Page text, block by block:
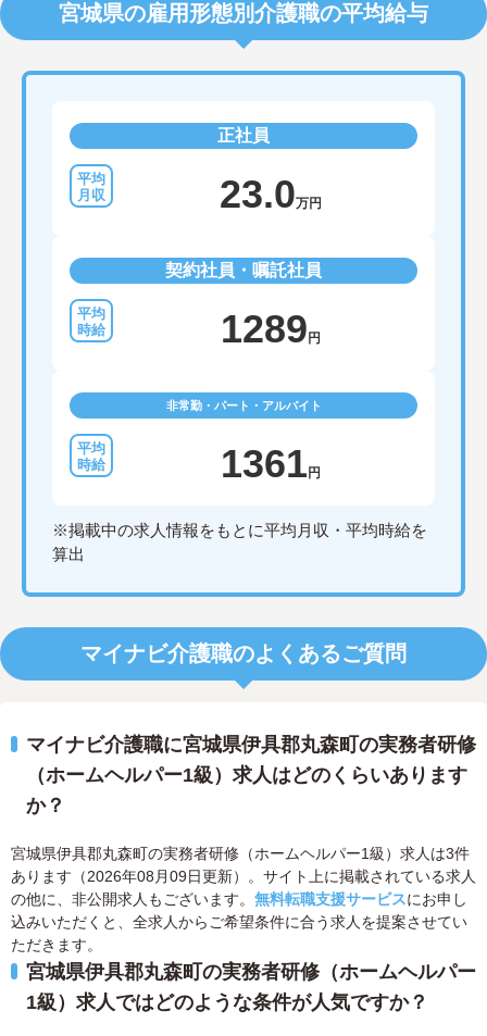
宮城県の雇用形態別介護職の平均給与
正社員
23.0万円
契約社員・嘱託社員
1289 円
非常勤・パート・アルバイト
1361 円
※掲載中の求人情報をもとに平均月収・平均時給を
算出
マイナビ介護職のよくあるご質問
マイナビ介護職に宮城県伊具郡丸森町の実務者研修
（ホームヘルパー1級）求人はどのくらいあります
か？
宮城県伊具郡丸森町の実務者研修（ホームヘルパー1級）求人は3件
あります（2026年08月09日更新）。サイト上に掲載されている求人
の他に、非公開求人もございます。 無料転職支援サービスにお申し
込みいただくと、全求人からご希望条件に合う求人を提案させてい
ただきます。
宮城県伊具郡丸森町の実務者研修（ホームヘルパー
1級）求人ではどのような条件が人気ですか？